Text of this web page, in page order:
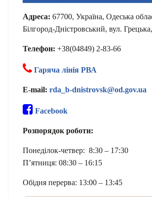
Адреса: 67700, Україна, Одеська
Білгород-Дністровський, вул.
Телефон: +38(04849) 2-83-66
Гаряча лінія РВА
E-mail: rda_b-dnistrovsk@od.gov.ua
Facebook
Розпорядок роботи:
Понеділок-четвер: 8:30 – 17:30
П’ятниця: 08:30 – 16:15
Обідня перерва: 13:00 – 13:45